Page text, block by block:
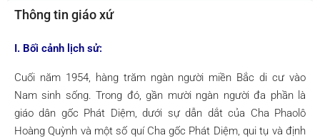
Thông tin giáo xứ
I. Bối cảnh lịch sử:
Cuối năm 1954, hàng trăm ngàn người miền Bắc di cư vào
Nam sinh sống. Trong đó, gần mười ngàn người đa phần là
giáo dân gốc Phát Diệm, dưới sự dẫn dắt của Cha Phaolô
Hoàng Quỳnh và một số quí Cha gốc Phát Diệm, qui tụ và định